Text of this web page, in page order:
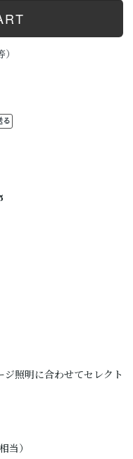
る
照明に合わせてセレクト
当）